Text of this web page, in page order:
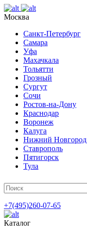
Москва
Санкт-Петербург
Самара
Уфа
Махачкала
Тольятти
Грозный
Сургут
Сочи
Ростов-на-Дону
Краснодар
Воронеж
Калуга
Нижний Новгород
Ставрополь
Пятигорск
Тула
+7(495)260-07-65
Каталог